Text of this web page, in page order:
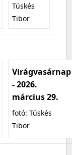
Tüskés
Tibor
Virágvasárnap
- 2026.
március 29.
fotó: Tüskés
Tibor